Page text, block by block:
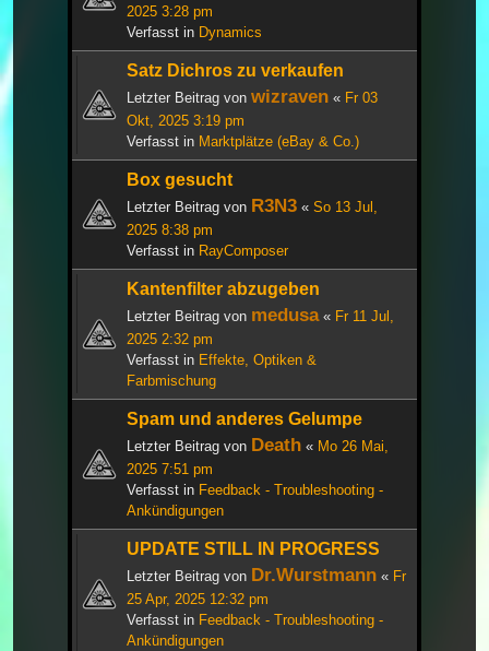
2025 3:28 pm
Verfasst in Dynamics
Satz Dichros zu verkaufen
Letzter Beitrag von wizraven « Fr 03
Okt, 2025 3:19 pm
Verfasst in Marktplätze (eBay & Co.)
Box gesucht
Letzter Beitrag von R3N3 « So 13 Jul,
2025 8:38 pm
Verfasst in RayComposer
Kantenfilter abzugeben
Letzter Beitrag von medusa« Fr 11 Jul,
2025 2:32 pm
Verfasst in Effekte, Optiken &
Farbmischung
Spam und anderes Gelumpe
Letzter Beitrag von Death « Mo 26 Mai,
2025 7:51 pm
Verfasst in Feedback - Troubleshooting -
Ankündigungen
UPDATE STILL IN PROGRESS
Letzter Beitrag von Dr.Wurstmann « Fr
25 Apr, 2025 12:32 pm
Verfasst in Feedback - Troubleshooting -
Ankündigungen